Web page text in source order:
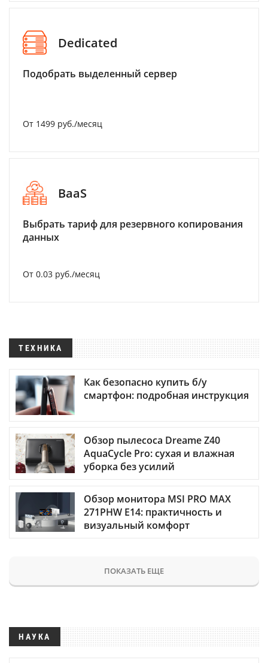
Dedicated
Подобрать выделенный сервер
От 1499 руб./месяц
BaaS
Выбрать тариф для резервного копирования
данных
От 0.03 руб./месяц
ТЕХНИКА
Как безопасно купить б/у
смартфон: подробная инструкция
Обзор пылесоса Dreame Z40
AquaCycle Pro: сухая и влажная
уборка без усилий
Обзор монитора MSI PRO MAX
271PHW E14: практичность и
визуальный комфорт
ПОКАЗАТЬ ЕЩЕ
НАУКА